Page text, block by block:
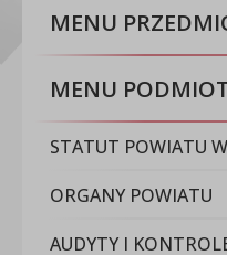
MENU
MENU
STATUT POWIATU
ORGANY POWIATU
AUDYTY I